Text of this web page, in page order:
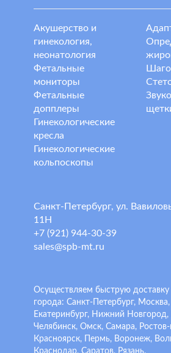
Акушерство и
гинекология,
неонатология
Фетальные
мониторы
Фетальные
допплеры
Гинекологические
кресла
Гинекологические
кольпоскопы
Санкт-Петербург, ул.
11Н
+7 (921) 944-30-39
sales@spb-mt.ru
Осуществляем быструю
города: Санкт-Петербург,
Екатеринбург, Нижний Новгород,
Челябинск, Омск, Самара,
Красноярск, Пермь, Воронеж,
Краснодар, Саратов, Рязань.